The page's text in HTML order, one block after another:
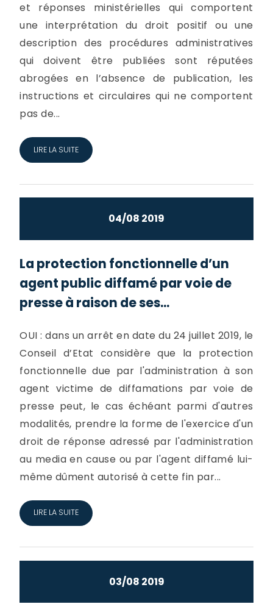
et réponses ministérielles qui comportent
une interprétation du droit positif ou une
description des procédures administratives
qui doivent être publiées sont réputées
abrogées en l’absence de publication, les
instructions et circulaires qui ne comportent
pas de...
LIRE LA SUITE
04/08 2019
La protection fonctionnelle d’un
agent public diffamé par voie de
presse à raison de ses...
OUI : dans un arrêt en date du 24 juillet 2019, le
Conseil d’Etat considère que la protection
fonctionnelle due par l'administration à son
agent victime de diffamations par voie de
presse peut, le cas échéant parmi d'autres
modalités, prendre la forme de l'exercice d'un
droit de réponse adressé par l'administration
au media en cause ou par l'agent diffamé lui-
même dûment autorisé à cette fin par...
LIRE LA SUITE
03/08 2019